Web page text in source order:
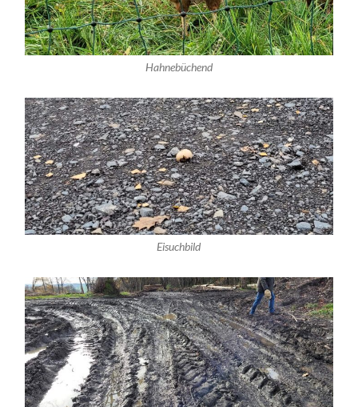
Hahnebüchend
Eisuchbild